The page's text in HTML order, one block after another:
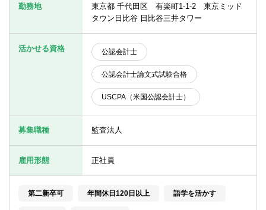
USCPA（米国公認会計士）の求人
女性会計士の転職
個別転職相談会・セミナー
転職お役立ち情報
ご利用ガイド
勤務地
東京都 千代田区 有楽町1-1-2 東京ミッド
タウン日比谷 日比谷三井タワー
活かせる資格 公認会計士
公認会計士論文式試験合格
USCPA（米国公認会計士）
募集職種 監査法人
雇用形態 正社員
第二新卒可 年間休日120日以上 語学を活かす